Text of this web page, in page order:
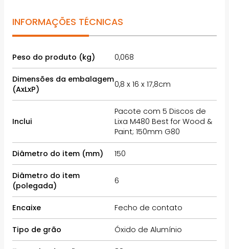
INFORMAÇÕES TÉCNICAS
Peso do produto (kg) 0,068
Dimensões da embalagem
(AxLxP)
0,8 x 16 x 17,8cm
Inclui
Pacote com 5 Discos de
Lixa M480 Best for Wood &
Paint; 150mm G80
Diâmetro do item (mm) 150
Diâmetro do item
(polegada)
6
Encaixe Fecho de contato
Tipo de grão Óxido de Alumínio